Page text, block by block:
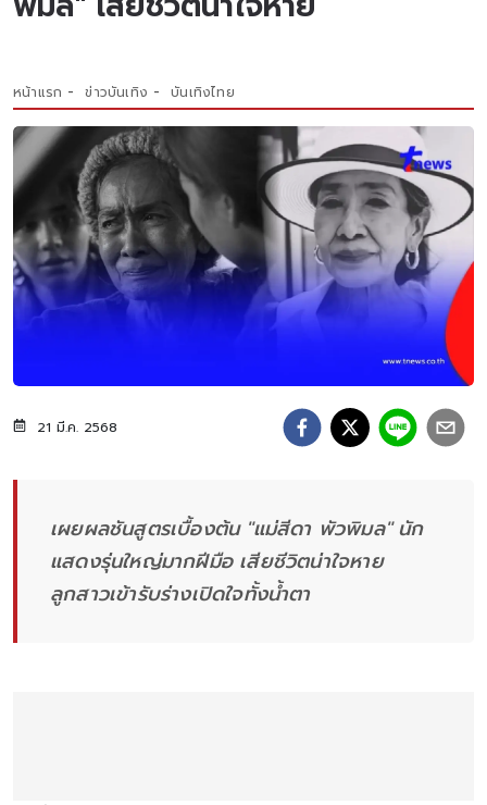
หน้าแรก ข่าวบันเทิง บันเทิงไทย
21 มี.ค. 2568
เผยผลชันสูตรเบื้องต้น "แม่สีดา พัวพิมล" นัก
แสดงรุ่นใหญ่มากฝีมือ เสียชีวิตน่าใจหาย
ลูกสาวเข้ารับร่างเปิดใจทั้งน้ำตา